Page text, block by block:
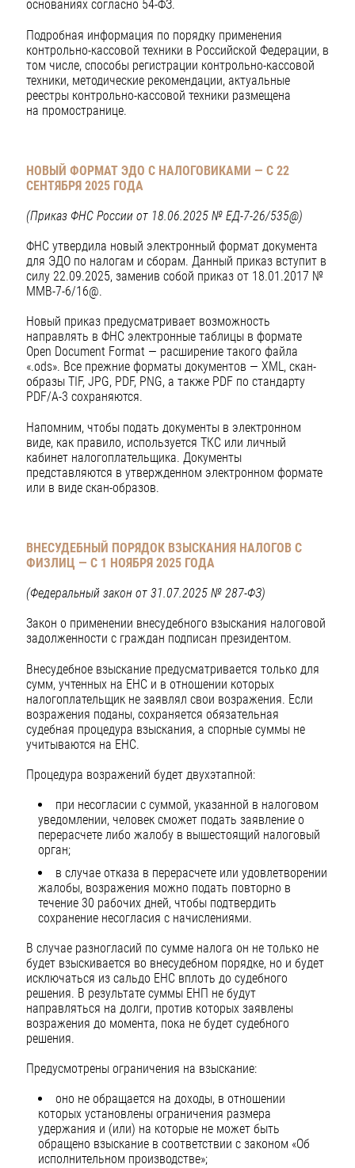
основаниях согласно 54-ФЗ.
Подробная информация по порядку применения
контрольно-кассовой техники в Российской Федерации, в
том числе, способы регистрации контрольно-кассовой
техники, методические рекомендации, актуальные
реестры контрольно-кассовой техники размещена
на промостранице.
НОВЫЙ ФОРМАТ ЭДО С НАЛОГОВИКАМИ — С 22
СЕНТЯБРЯ 2025 ГОДА
(Приказ ФНС России от 18.06.2025 № ЕД-7-26/535@)
ФНС утвердила новый электронный формат документа
для ЭДО по налогам и сборам. Данный приказ вступит в
силу 22.09.2025, заменив собой приказ от 18.01.2017 №
ММВ-7-6/16@.
Новый приказ предусматривает возможность
направлять в ФНС электронные таблицы в формате
Open Document Format — расширение такого файла
«.ods». Все прежние форматы документов — XML, скан-
образы TIF, JPG, PDF, PNG, а также PDF по стандарту
PDF/A-3 сохраняются.
Напомним, чтобы подать документы в электронном
виде, как правило, используется ТКС или личный
кабинет налогоплательщика. Документы
представляются в утвержденном электронном формате
или в виде скан-образов.
ВНЕСУДЕБНЫЙ ПОРЯДОК ВЗЫСКАНИЯ НАЛОГОВ С
ФИЗЛИЦ — С 1 НОЯБРЯ 2025 ГОДА
(Федеральный закон от 31.07.2025 № 287-ФЗ)
Закон о применении внесудебного взыскания налоговой
задолженности с граждан подписан президентом.
Внесудебное взыскание предусматривается только для
сумм, учтенных на ЕНС и в отношении которых
налогоплательщик не заявлял свои возражения. Если
возражения поданы, сохраняется обязательная
судебная процедура взыскания, а спорные суммы не
учитываются на ЕНС.
Процедура возражений будет двухэтапной:
при несогласии с суммой, указанной в налоговом
уведомлении, человек сможет подать заявление о
перерасчете либо жалобу в вышестоящий налоговый
орган;
в случае отказа в перерасчете или удовлетворении
жалобы, возражения можно подать повторно в
течение 30 рабочих дней, чтобы подтвердить
сохранение несогласия с начислениями.
В случае разногласий по сумме налога он не только не
будет взыскивается во внесудебном порядке, но и будет
исключаться из сальдо ЕНС вплоть до судебного
решения. В результате суммы ЕНП не будут
направляться на долги, против которых заявлены
возражения до момента, пока не будет судебного
решения.
Предусмотрены ограничения на взыскание:
оно не обращается на доходы, в отношении
которых установлены ограничения размера
удержания и (или) на которые не может быть
обращено взыскание в соответствии с законом «Об
исполнительном производстве»;